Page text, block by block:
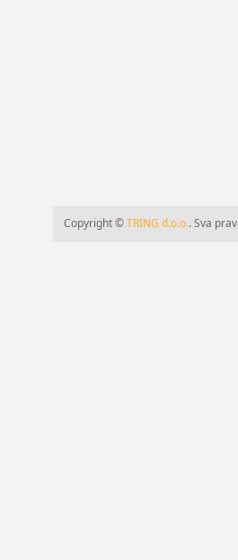
Copyright ©TRING d.o.o.. Sva